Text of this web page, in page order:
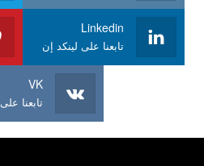
Linkedin
تابعنا على لينكد إن
VK
تابعنا على VK